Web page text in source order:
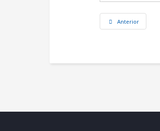
Anterior